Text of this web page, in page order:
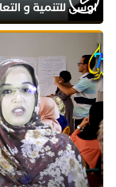
اوسى للتنمية و
بذكرى المولد